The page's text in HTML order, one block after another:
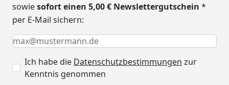
sowiesofort einen 5,00 € Newslettergutschein *
per E-Mail sichern:
Keine Eingabe erforderlich
Eingabe erforderlich
E-Mail *
Ich habe die Datenschutzbestimmungen zur
Kenntnis genommen